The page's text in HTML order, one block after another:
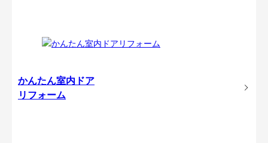
かんたん室内ドア
リフォーム